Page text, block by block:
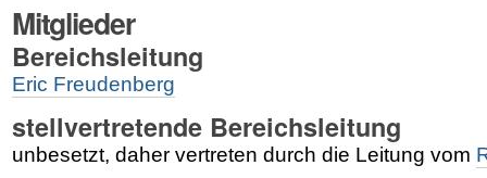
Mitglieder
Bereichsleitung
Eric Freudenberg
stellvertretende Bereichsleitung
unbesetzt, daher vertreten durch die Leitung vom